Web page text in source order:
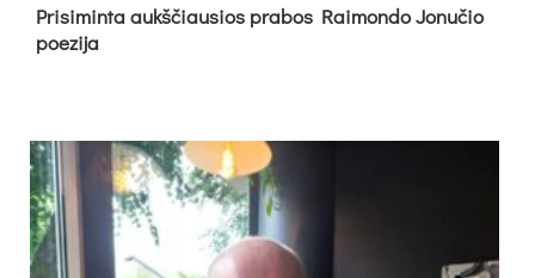
Pri­si­min­ta aukš­čiau­sios pra­bos Rai­mon­do Jo­nu­čio
poe­zi­ja